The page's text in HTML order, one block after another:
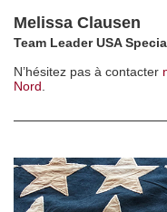
Melissa Clausen
Team Leader USA
N’hésitez pas à contacter
Nord